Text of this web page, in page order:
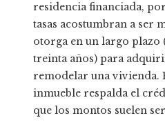
residencia financiada,
tasas acostumbran a ser
otorga en un largo plazo
treinta años) para
remodelar una vivienda.
inmueble respalda el
que los montos suelen